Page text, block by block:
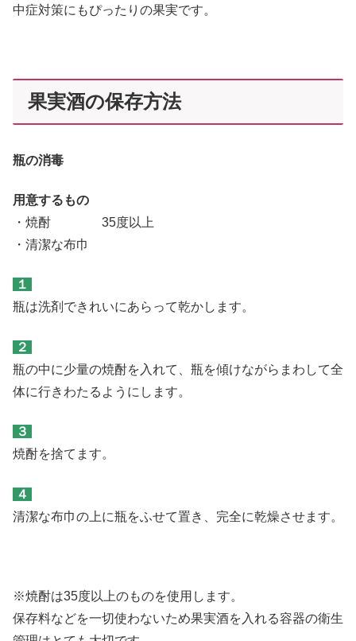
中症対策にもぴったりの果実です。
果実酒の保存方法
瓶の消毒
用意するもの
・焼酎 35度以上
・清潔な布巾
１
瓶は洗剤できれいにあらって乾かします。
２
瓶の中に少量の焼酎を入れて、瓶を傾けながらまわして全
体に行きわたるようにします。
３
焼酎を捨てます。
４
清潔な布巾の上に瓶をふせて置き、完全に乾燥させます。
※焼酎は35度以上のものを使用します。
保存料などを一切使わないため果実酒を入れる容器の衛生